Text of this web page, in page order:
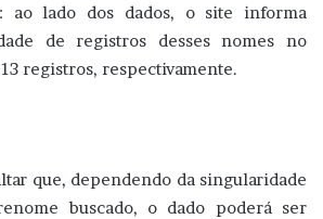
ao lado dos dados, o site informa
de registros desses nomes no
registros, respectivamente.
que, dependendo da singularidade
buscado, o dado poderá ser